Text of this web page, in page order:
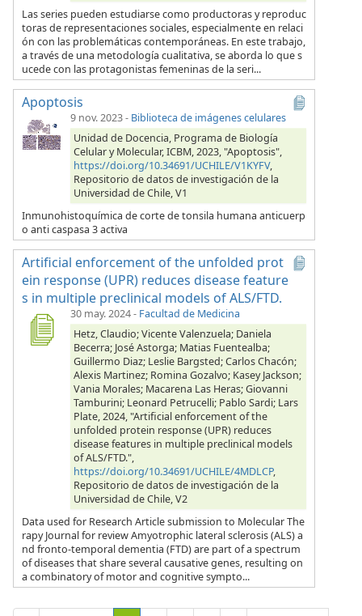
Las series pueden estudiarse como productoras y reproduc
toras de representaciones sociales, especialmente en relaci
ón con las problemáticas contemporáneas. En este trabajo,
a través de una metodología cualitativa, se aborda lo que s
ucede con las protagonistas femeninas de la seri...
Apoptosis
9 nov. 2023- Biblioteca de imágenes celulares
Unidad de Docencia, Programa de Biología
Celular y Molecular, ICBM, 2023, "Apoptosis",
https://doi.org/10.34691/UCHILE/V1KYFV,
Repositorio de datos de investigación de la
Universidad de Chile, V1
Inmunohistoquímica de corte de tonsila humana anticuerp
o anti caspasa 3 activa
Artificial enforcement of the unfolded prot
ein response (UPR) reduces disease feature
s in multiple preclinical models of ALS/FTD.
30 may. 2024- Facultad de Medicina
Hetz, Claudio; Vicente Valenzuela; Daniela
Becerra; José Astorga; Matias Fuentealba;
Guillermo Diaz; Leslie Bargsted; Carlos Chacón;
Alexis Martinez; Romina Gozalvo; Kasey Jackson;
Vania Morales; Macarena Las Heras; Giovanni
Tamburini; Leonard Petrucelli; Pablo Sardi; Lars
Plate, 2024, "Artificial enforcement of the
unfolded protein response (UPR) reduces
disease features in multiple preclinical models
of ALS/FTD.",
https://doi.org/10.34691/UCHILE/4MDLCP,
Repositorio de datos de investigación de la
Universidad de Chile, V2
Data used for Research Article submission to Molecular The
rapy Journal for review Amyotrophic lateral sclerosis (ALS) a
nd fronto-temporal dementia (FTD) are part of a spectrum
of diseases that share several causative genes, resulting on
a combinatory of motor and cognitive sympto...